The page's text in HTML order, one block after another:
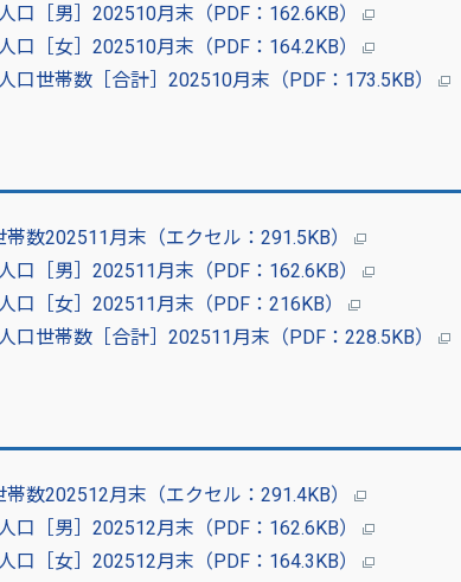
口［男］202510月末（PDF：162.6KB）
口［女］202510月末（PDF：164.2KB）
口世帯数［合計］202510月末（PDF：173.5KB）
数202511月末（エクセル：291.5KB）
口［男］202511月末（PDF：162.6KB）
口［女］202511月末（PDF：216KB）
口世帯数［合計］202511月末（PDF：228.5KB）
数202512月末（エクセル：291.4KB）
口［男］202512月末（PDF：162.6KB）
口［女］202512月末（PDF：164.3KB）